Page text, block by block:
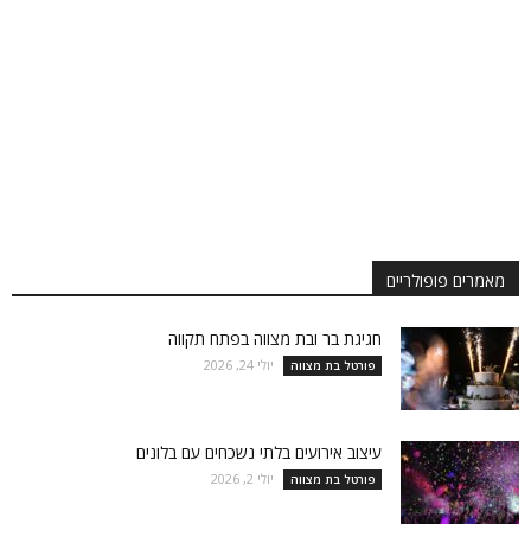
מאמרים פופולריים
חגיגת בר ובת מצווה בפתח תקווה
פורטל בת מצווה יולי 24, 2026
עיצוב אירועים בלתי נשכחים עם בלונים
פורטל בת מצווה יולי 2, 2026